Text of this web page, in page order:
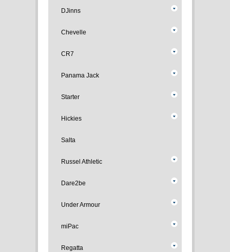
DJinns
Chevelle
CR7
Panama Jack
Starter
Hickies
Salta
Russel Athletic
Dare2be
Under Armour
miPac
Regatta